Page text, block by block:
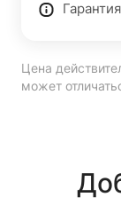
Цена
может